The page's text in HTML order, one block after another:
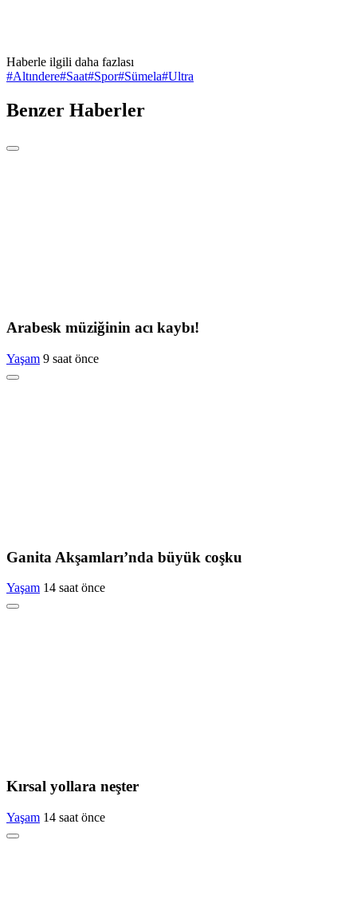
Haberle ilgili daha fazlası
#Altındere#Saat#Spor#Sümela#Ultra
Benzer Haberler
Arabesk müziğinin acı kaybı!
Yaşam 9 saat önce
Ganita Akşamları’nda büyük coşku
Yaşam 14 saat önce
Kırsal yollara neşter
Yaşam 14 saat önce